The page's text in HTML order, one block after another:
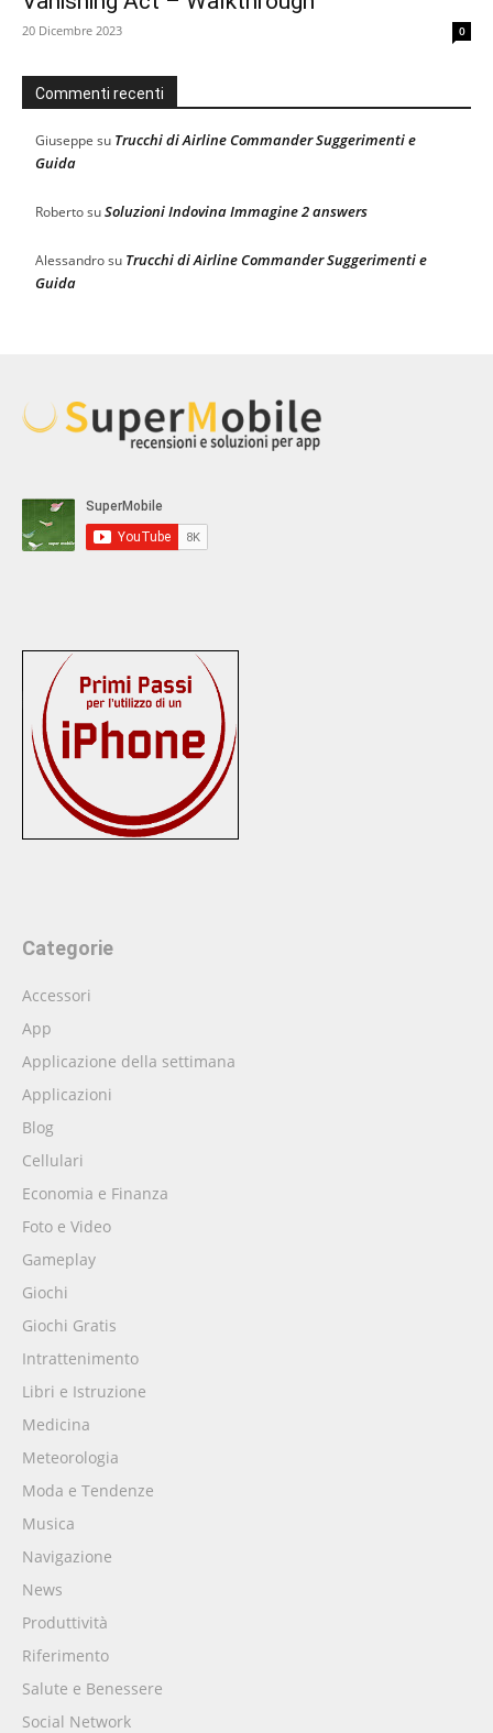
20 Dicembre 2023 0
Commenti recenti
Giuseppe su Trucchi di Airline Commander Suggerimenti e
Guida
RobertosuSoluzioni Indovina Immagine 2 answers
Alessandrosu Trucchi di Airline Commander Suggerimenti e
Guida
Categorie
Accessori
App
Applicazione della settimana
Applicazioni
Blog
Cellulari
Economia e Finanza
Foto e Video
Gameplay
Giochi
Giochi Gratis
Intrattenimento
Libri e Istruzione
Medicina
Meteorologia
Moda e Tendenze
Musica
Navigazione
News
Produttività
Riferimento
Salute e Benessere
Social Network